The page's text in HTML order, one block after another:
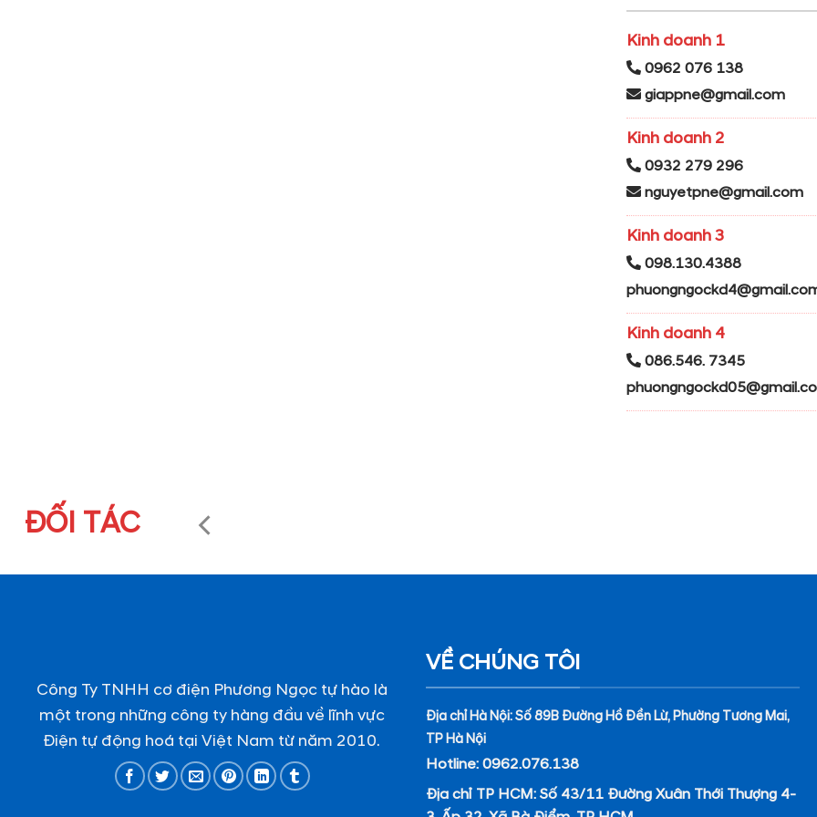
Kinh doanh 1
0962 076 138
giappne@gmail.com
Kinh doanh 2
0932 279 296
nguyetpne@gmail.com
Kinh doanh 3
098.130.4388
Kinh doanh 4
086.546. 7345
ĐỐI TÁC
Công Ty TNHH cơ điện Phương Ngọc tự hào là
một trong những công ty hàng đầu về lĩnh vực
Điện tự động hoá tại Việt Nam từ năm 2010.
VỀ CHÚNG TÔI
Địa chỉ Hà Nội: Số 89B Đường Hồ Đền Lừ, Phường Tương Mai,
TP Hà Nội
Hotline: 0962.076.138
Địa chỉ TP HCM: Số 43/11 Đường Xuân Thới Thượng 4-